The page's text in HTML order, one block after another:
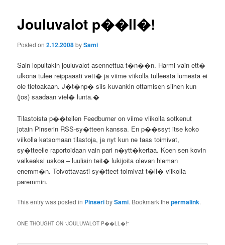
Jouluvalot p��ll�!
Posted on2.12.2008bySami
Sain lopultakin jouluvalot asennettua t�n��n. Harmi vain ett�
ulkona tulee reippaasti vett� ja viime viikolla tulleesta lumesta ei
ole tietoakaan. J�t�np� siis kuvankin ottamisen siihen kun
(jos) saadaan viel� lunta.�
Tilastoista p��tellen Feedburner on viime viikolla sotkenut
jotain Pinserin RSS-sy�tteen kanssa. En p��ssyt itse koko
viikolla katsomaan tilastoja, ja nyt kun ne taas toimivat,
sy�tteelle raportoidaan vain pari n�ytt�kertaa. Koen sen kovin
vaikeaksi uskoa – luulisin teit� lukijoita olevan hieman
enemm�n. Toivottavasti sy�tteet toimivat t�ll� viikolla
paremmin.
This entry was posted in PinseribySami. Bookmark thepermalink.
ONE THOUGHT ON “JOULUVALOT P��LL�!”